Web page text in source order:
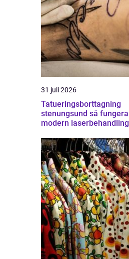
31 juli 2026
Tatueringsborttagning
stenungsund så fungerar
modern laserbehandling